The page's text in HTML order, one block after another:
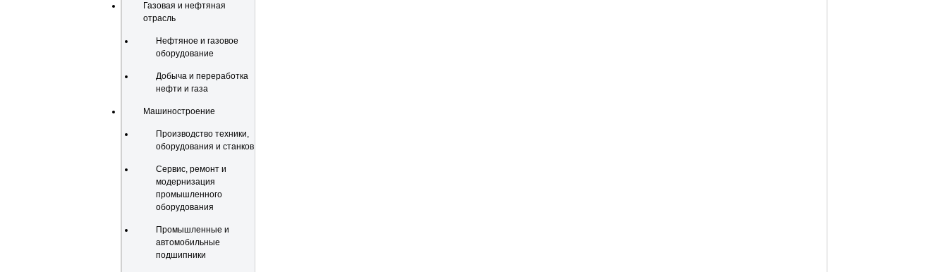
Газовая и нефтяная
отрасль
Нефтяное и газовое
оборудование
Добыча и переработка
нефти и газа
Машиностроение
Производство техники,
оборудования и станков
Сервис, ремонт и
модернизация
промышленного
оборудования
Промышленные и
автомобильные
подшипники